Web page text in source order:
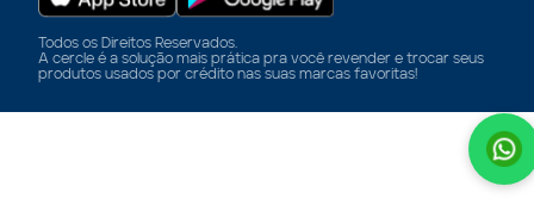
Todos os Direitos Reservados.
A cercle é a solução mais prática pra você revender e trocar seus
produtos usados por crédito nas suas marcas favoritas!